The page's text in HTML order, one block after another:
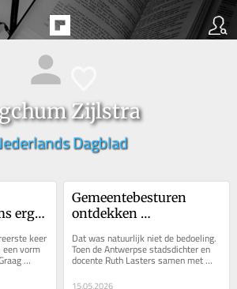
Zijlstra
Dagblad
erger
keer
vorm
als
Gemeentebesturen
ontdekken
eindigt poëzie en begint
de marketing?
Dat was natuurlijk niet de bedoeling.
Toen de Antwerpse stadsdichter en
docente Ruth Lasters samen met
schreef,...